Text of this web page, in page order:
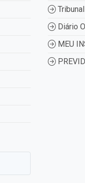
Diário
MEU